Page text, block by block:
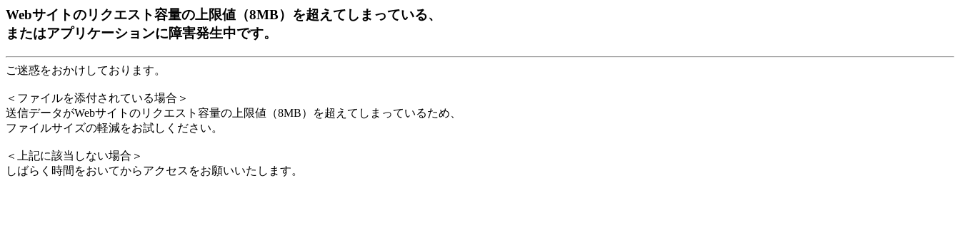
Webサイトのリクエスト容量の上限値（8MB）を超えてしまっている、
またはアプリケーションに障害発生中です。
ご迷惑をおかけしております。
＜ファイルを添付されている場合＞
送信データがWebサイトのリクエスト容量の上限値（8MB）を超えてしまっているため、
ファイルサイズの軽減をお試しください。
＜上記に該当しない場合＞
しばらく時間をおいてからアクセスをお願いいたします。